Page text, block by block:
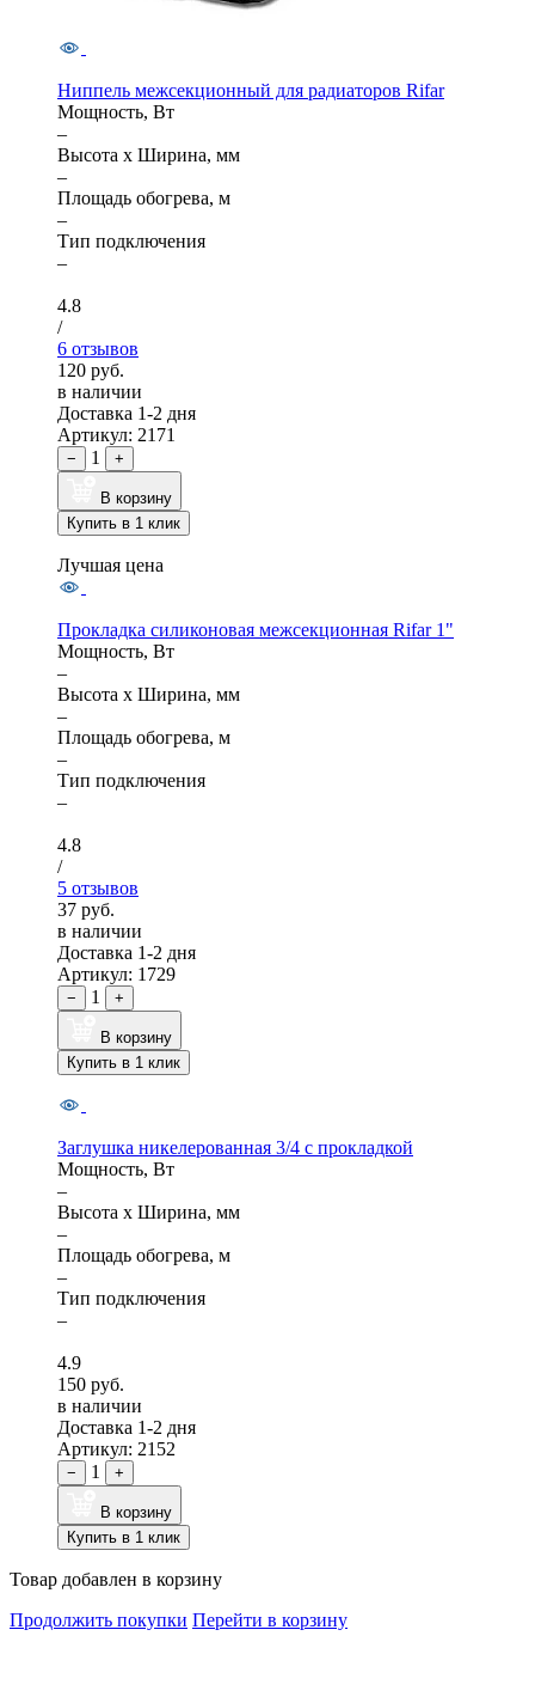
Ниппель межсекционный для радиаторов Rifar
Мощность, Вт
–
Высота x Ширина, мм
–
Площадь обогрева, м
–
Тип подключения
–
4.8
/
6 отзывов
120 руб.
в наличии
Доставка 1-2 дня
Артикул: 2171
− 1 +
В корзину
Купить в 1 клик
Лучшая цена
Прокладка силиконовая межсекционная Rifar 1"
Мощность, Вт
–
Высота x Ширина, мм
–
Площадь обогрева, м
–
Тип подключения
–
4.8
/
5 отзывов
37 руб.
в наличии
Доставка 1-2 дня
Артикул: 1729
− 1 +
В корзину
Купить в 1 клик
Заглушка никелерованная 3/4 с прокладкой
Мощность, Вт
–
Высота x Ширина, мм
–
Площадь обогрева, м
–
Тип подключения
–
4.9
150 руб.
в наличии
Доставка 1-2 дня
Артикул: 2152
− 1 +
В корзину
Купить в 1 клик
Товар добавлен в корзину
Продолжить покупки Перейти в корзину